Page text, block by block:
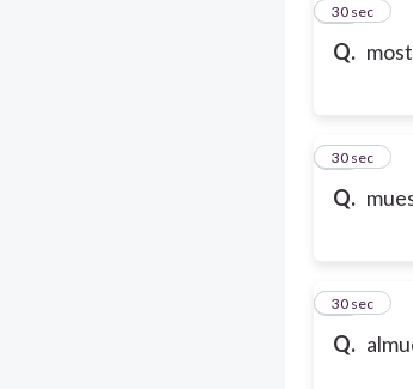
Q.
22
30 sec
Q.
23
30 sec
Q.
24
30 sec